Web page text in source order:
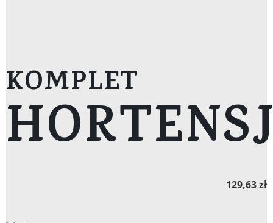
KOMPLET
129,63 zł